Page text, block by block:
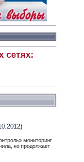
сетях:
мониторинг
но продолжает